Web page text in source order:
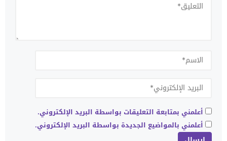
أعلمني بمتابعة التعليقات بواسطة البريد الإلكتروني.
أعلمني بالمواضيع الجديدة بواسطة البريد الإلكتروني.